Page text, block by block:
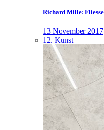
Richard Mille:
13 November 2017
12. Kunst